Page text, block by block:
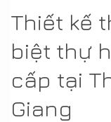
Thiết kế
biệt thự
cấp tại
Giang